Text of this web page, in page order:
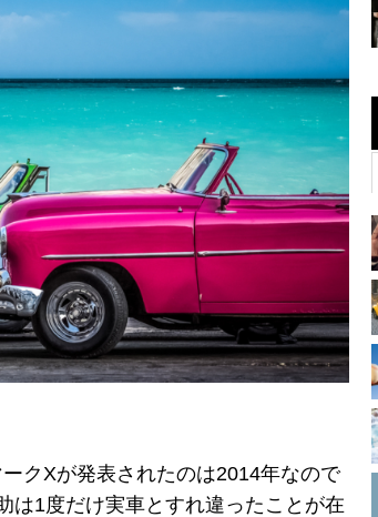
クXが発表されたのは2014年なので
1度だけ実車とすれ違ったことが在